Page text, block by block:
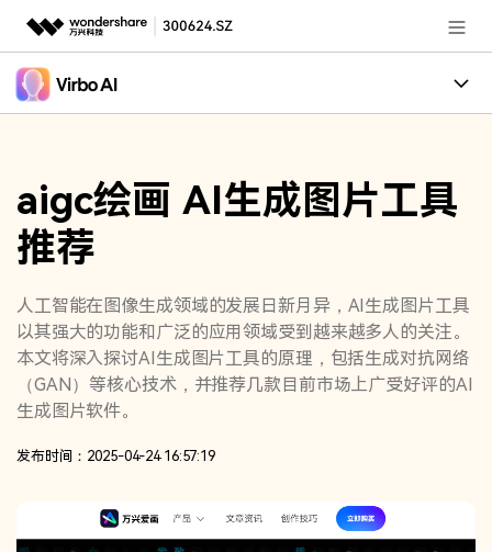
推荐产品
新闻中心
关于万兴
加入我们
帮助中心
客服热线：
核心卖点
适用人群
aigc绘画 AI生成图片工具
推荐
人工智能在图像生成领域的发展日新月异，AI生成图片工具
以其强大的功能和广泛的应用领域受到越来越多人的关注。
本文将深入探讨AI生成图片工具的原理，包括生成对抗网络
（GAN）等核心技术，并推荐几款目前市场上广受好评的AI
生成图片软件。
发布时间：2025-04-24 16:57:19